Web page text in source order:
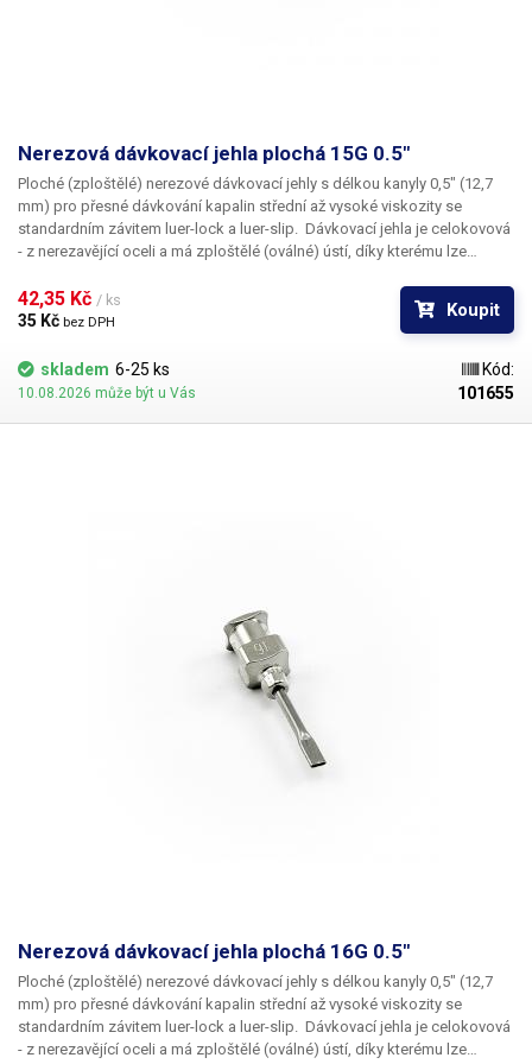
Nerezová dávkovací jehla plochá 15G 0.5"
Ploché (zploštělé) nerezové dávkovací jehly s délkou kanyly 0,5" (12,7
mm) pro přesné dávkování kapalin střední až vysoké viskozity se
standardním závitem luer-lock a luer-slip. Dávkovací jehla je celokovová
- z nerezavějící oceli a má zploštělé (oválné) ústí, díky kterému lze
uvedena v tabulce. Kapilára nerezové jehly je vyrobena z ušlechtilé
rafinované oceli a při její výrobě je kladen důraz na kvalitu povrchu a
leštěn.
42,35 Kč / ks
35 Kč bez DPH
Koupit
skladem 6-25 ks
10.08.2026 může být u Vás
Kód:
101655
Nerezová dávkovací jehla plochá 16G 0.5"
Ploché (zploštělé) nerezové dávkovací jehly s délkou kanyly 0,5" (12,7
mm) pro přesné dávkování kapalin střední až vysoké viskozity se
standardním závitem luer-lock a luer-slip. Dávkovací jehla je celokovová
- z nerezavějící oceli a má zploštělé (oválné) ústí, díky kterému lze